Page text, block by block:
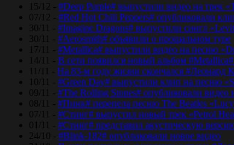
15/12 - #Deep Purple# выпустили видео на трек
07/12 - #Red Hot Chili Peppers# опубликовали
30/11 - #Imagine Dragons# выпустили сингл
30/11 - #Aerosmith# объявили о прощальном туре
17/11 - #Metallica# выпустили видео на песню
14/11 - В сети появился новый альбом
11/11 - На 83-м году жизни скончался #Леонард
10/11 - #Green Day# выпустили клип на песню
09/11 - #The Rolling Stones# опубликовали
08/11 - #Пинк# перепела песню The Beatles
07/11 - #Стинг# выпустил новый трек «Petrol
01/11 - #Стинг# представил акустическую
24/10 - #Blink-182# опубликовали новое видео